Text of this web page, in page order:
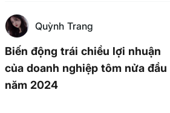
Quỳnh Trang
Biến động trái chiều lợi nhuận
của doanh nghiệp tôm nửa đầu
năm 2024